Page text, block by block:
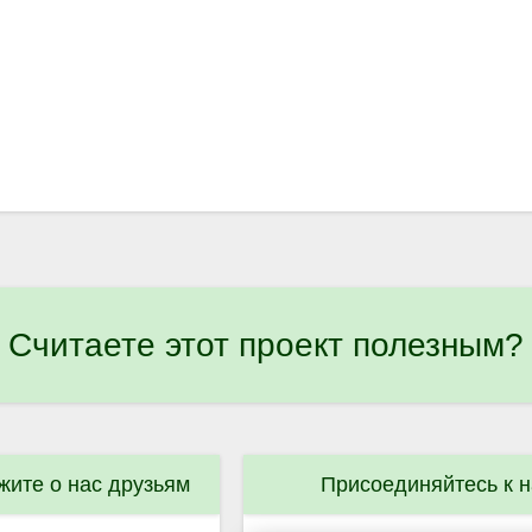
Считаете этот проект полезным?
о нас друзьям Присоединяйтесь к